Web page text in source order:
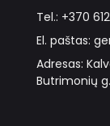
Tel.: +370
El. paštas:
Adresas:
Butrimonių